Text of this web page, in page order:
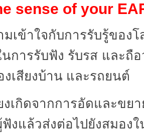
sense of your
ข้าใจกับการรับรู้ของโ
การรับฟัง รับรส และถือ
งเสียงบ้าน และรถยนต์
กิดจากการอัดและขยา
งแล้วส่งต่อไปยังสมอ